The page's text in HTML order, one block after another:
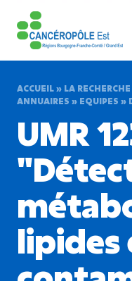
ACCUEIL» LA
ANNUAIRES » EQUIPES »
UMR
lipides